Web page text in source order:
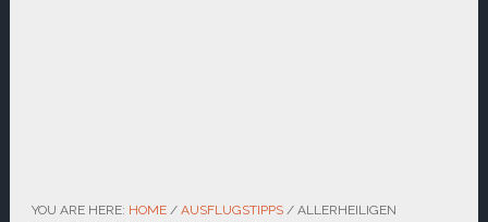
YOU ARE HERE: HOME / AUSFLUGSTIPPS /ALLERHEILIGEN